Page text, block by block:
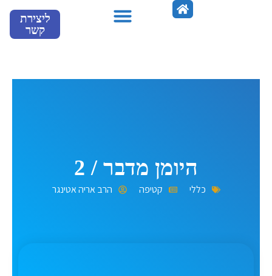
ליצירת
קשר
היומן מדבר / 2
כללי קטיפה הרב אריה אטינגר